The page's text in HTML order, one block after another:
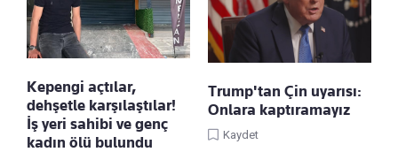
Kepengi açtılar,
dehşetle karşılaştılar!
İş yeri sahibi ve genç
kadın ölü bulundu
Trump'tan Çin uyarısı:
Onlara kaptıramayız
Kaydet